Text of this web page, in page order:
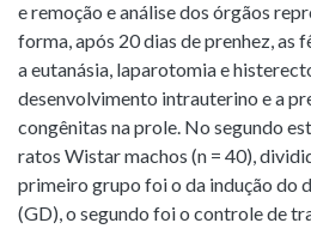
e remoção e análise dos órgãos
forma, após 20 dias de prenhez, as
a eutanásia, laparotomia e
desenvolvimento intrauterino e a
congênitas na prole. No segundo
ratos Wistar machos (n = 40),
primeiro grupo foi o da indução do
(GD), o segundo foi o controle de